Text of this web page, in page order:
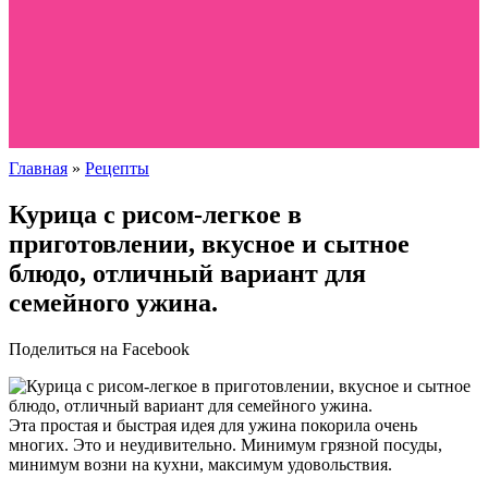
Главная » Рецепты
Курица с рисом-легкое в
приготовлении, вкусное и сытное
блюдо, отличный вариант для
семейного ужина.
Поделиться на Facebook
Эта простая и быстрая идея для ужина покорила очень
многих. Это и неудивительно. Минимум грязной посуды,
минимум возни на кухни, максимум удовольствия.